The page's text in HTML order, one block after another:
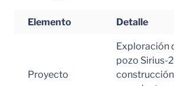
Elemento Detalle
Proyecto
Exploración
pozo Sirius-